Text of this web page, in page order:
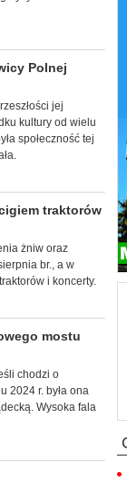
Polnej
jej
kultury od wielu
społeczność tej
traktorów
żniw oraz
br., a w
i koncerty.
mostu
chodzi o
2024 r. była ona
Wysoka fala